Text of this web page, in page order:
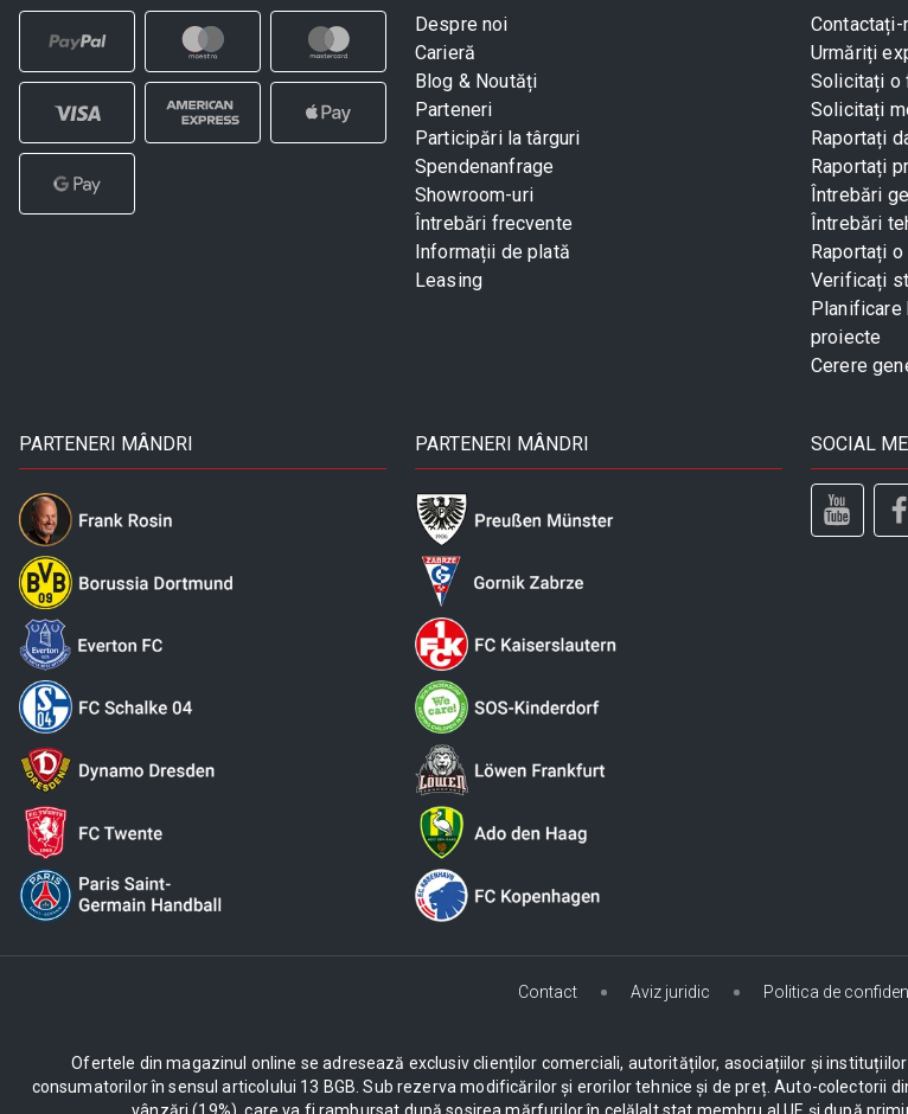
Despre noi
Carieră
Blog & Noutăți
Parteneri
Participări la târguri
Spendenanfrage
Showroom-uri
Întrebări frecvente
Informații de plată
Leasing
Contactați-
Urmăriți
Solicitați o
Solicitați
Raportați
Raportați
Întrebări
Întrebări
Raportați
Verificați
Planificare
proiecte
Cerere
PARTENERI MÂNDRI PARTENERI MÂNDRI SOCIAL
Contact Aviz juridic Politica de
Ofertele din magazinul online se adresează exclusiv clienților comerciali, autorităților, asociațiilor și
consumatorilor în sensul articolului 13 BGB. Sub rezerva modificărilor și erorilor tehnice și de preț. Auto-colectorii